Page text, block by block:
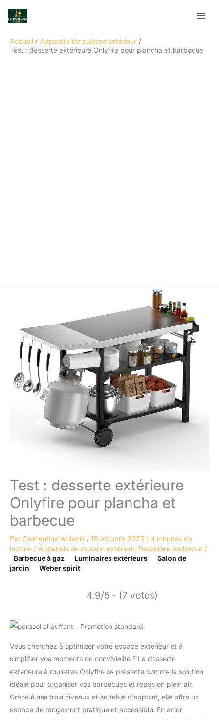
Accueil
Appareils de cuisson extérieur
Test : desserte extérieure Onlyfire pour plancha et barbecue
Test : desserte extérieure
Onlyfire pour plancha et
barbecue
Par Clémentine Ardenis / 18 octobre 2025 / 4 minutes de
lecture / Appareils de cuisson extérieur, Dessertes barbecue /
Barbecue à gaz
Luminaires extérieurs
Salon de
jardin
Weber spirit
4.9/5 - (7 votes)
Vous cherchez à optimiser votre espace extérieur et à
simplifier vos moments de convivialité ? La desserte
extérieure à roulettes Onlyfire se présente comme la solution
idéale pour organiser vos barbecues et repas en plein air.
Grâce à ses trois niveaux et sa table d’appoint, elle offre un
espace de rangement pratique et accessible. En acier